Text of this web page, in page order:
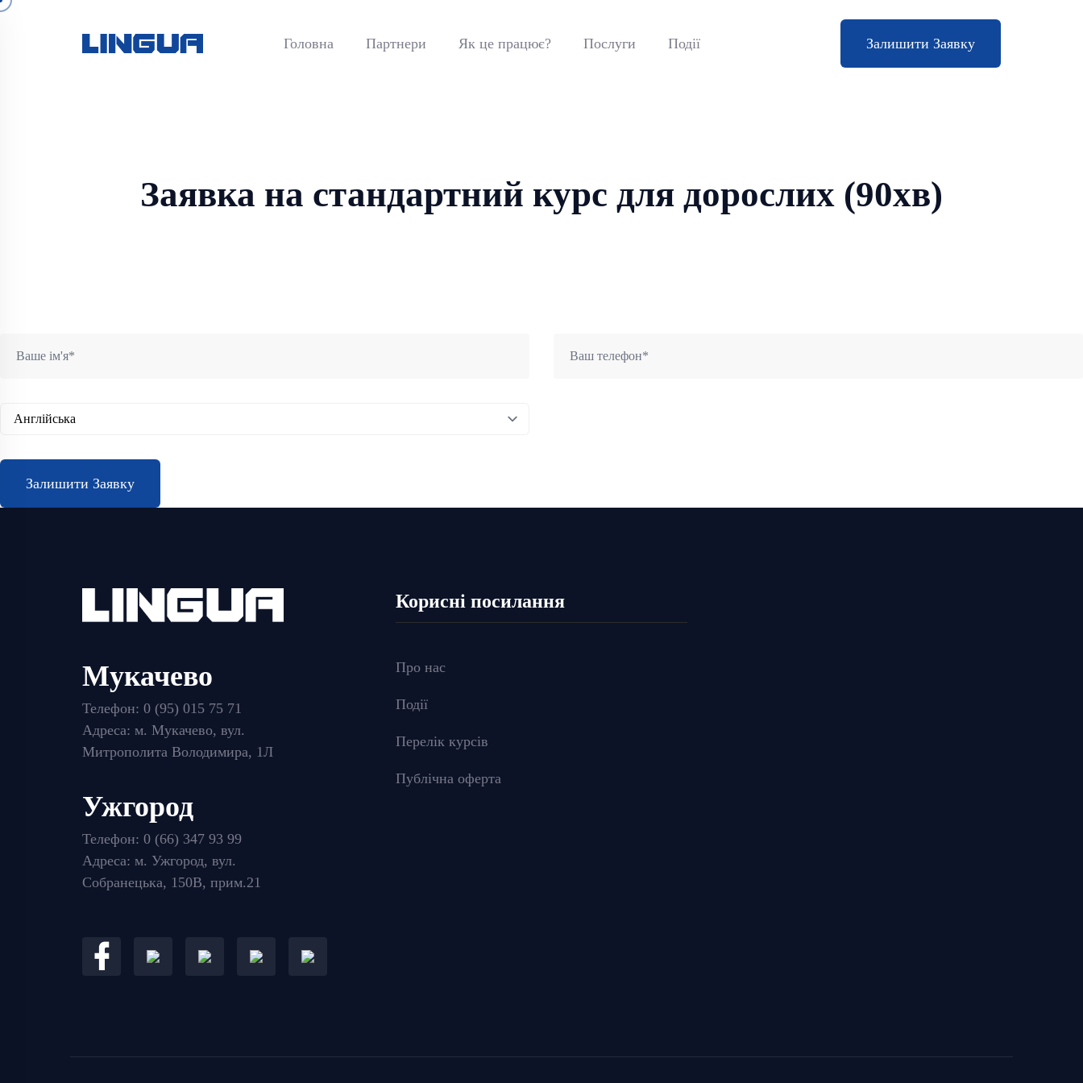
Головна Партнери Як це працює? Послуги Події Залишити Заявку
Заявка на стандартний курс для дорослих (90хв)
Залишити Заявку
Мукачево
Телефон: 0 (95) 015 75 71
Адреса: м. Мукачево, вул.
Митрополита Володимира, 1Л
Ужгород
Телефон: 0 (66) 347 93 99
Адреса: м. Ужгород, вул.
Собранецька, 150В, прим.21
Корисні посилання
Про нас
Події
Перелік курсів
Публічна оферта